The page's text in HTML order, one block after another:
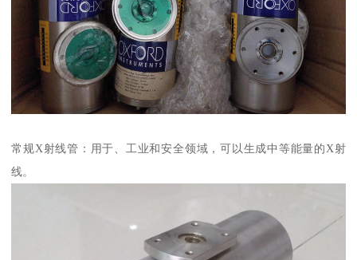
常规X射线管：用于、工业和安全领域，可以生成中等能量的X射
线。